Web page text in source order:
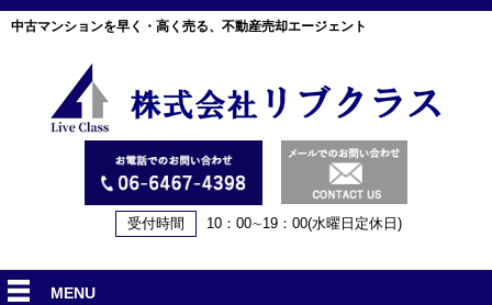
中古マンションを早く・高く売る、不動産売却エージェント
受付時間 10：00∼19：00(水曜日定休日)
MENU